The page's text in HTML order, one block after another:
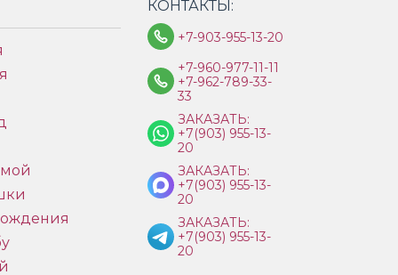
КОНТАКТЫ:
+7-903-955-13-20
+7-960-977-11-11
+7-962-789-33-
33
ЗАКАЗАТЬ:
+7(903) 955-13-
20
ЗАКАЗАТЬ:
+7(903) 955-13-
20
ЗАКАЗАТЬ:
+7(903) 955-13-
20